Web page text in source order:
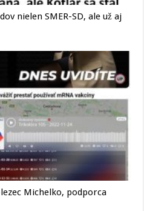
nielen SMER-SD, ale už aj
Michelko, podporca